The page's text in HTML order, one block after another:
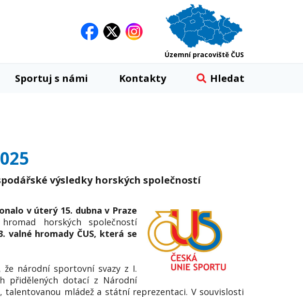
Územní pracoviště ČUS
Sportuj s námi Kontakty Hledat
výsledky horských společností
v úterý 15. dubna v Praze
horských společností
valné hromady ČUS, která se
že národní sportovní svazy z I.
přidělených dotací z Národní
mládež a státní reprezentaci. V souvislosti